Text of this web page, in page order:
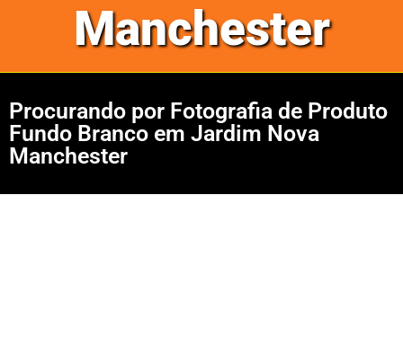
Manchester
Procurando por Fotografia de Produto
Fundo Branco em Jardim Nova
Manchester